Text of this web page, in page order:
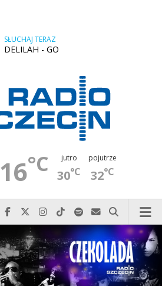
SŁUCHAJ TERAZ
DELILAH - GO
16°C jutro
30°C
pojutrze
32°C
Najlepiej po prostu do nas zadzwoń
Odwiedź nas na Facebook-u
Odwiedź nas na X
Odwiedź nas na Instagram-ie
Odwiedź nas na TikTok-u
Szukaj nas na Spotify
Wyślij do nas
Szukaj